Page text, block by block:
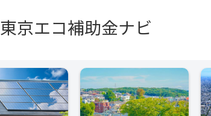
東京エコ補助金ナビ